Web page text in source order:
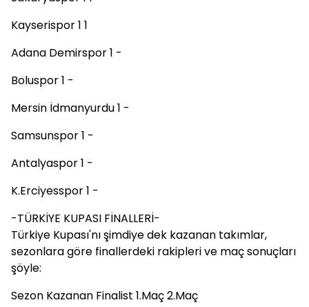
Kayserispor 1 1
Adana Demirspor 1 -
Boluspor 1 -
Mersin İdmanyurdu 1 -
Samsunspor 1 -
Antalyaspor 1 -
K.Erciyesspor 1 -
-TÜRKİYE KUPASI FİNALLERİ-
Türkiye Kupası'nı şimdiye dek kazanan takımlar,
sezonlara göre finallerdeki rakipleri ve maç sonuçları
şöyle:
Sezon Kazanan Finalist 1.Maç 2.Maç